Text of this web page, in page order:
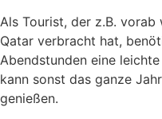
Als Tourist, der z.B. vorab
Qatar verbracht hat,
Abendstunden eine
kann sonst das ganze
genießen.